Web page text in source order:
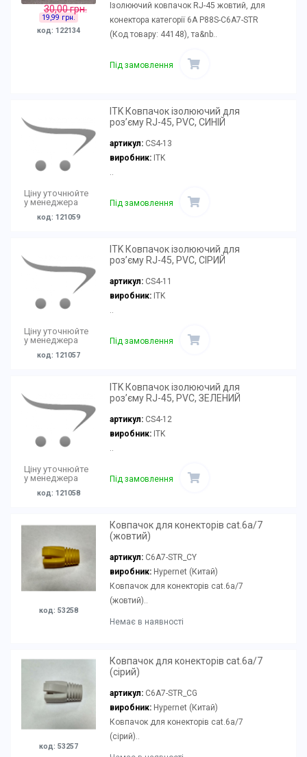
30,00 грн.
19,99 грн.
код: 122134
Ізолюючий ковпачок RJ-45 жовтий, для
конектора категорії 6А P88S-C6A7-STR
(Код товару: 44148), та&nb..
Під замовлення
Ціну уточнюйте
у менеджера
код: 121059
ITK Ковпачок ізолюючий для
роз’єму RJ-45, PVC, СИНІЙ
артикул: CS4-13
виробник:ITK
..
Під замовлення
Ціну уточнюйте
у менеджера
код: 121057
ITK Ковпачок ізолюючий для
роз’єму RJ-45, PVC, СІРИЙ
артикул: CS4-11
виробник:ITK
..
Під замовлення
Ціну уточнюйте
у менеджера
код: 121058
ITK Ковпачок ізолюючий для
роз’єму RJ-45, PVC, ЗЕЛЕНИЙ
артикул: CS4-12
виробник:ITK
..
Під замовлення
код: 53258
Ковпачок для конекторів cat.6a/7
(жовтий)
артикул: C6A7-STR_CY
виробник:Hypernet (Китай)
Ковпачок для конекторів cat.6a/7
(жовтий)..
Немає в наявності
код: 53257
Ковпачок для конекторів cat.6a/7
(сірий)
артикул: C6A7-STR_CG
виробник:Hypernet (Китай)
Ковпачок для конекторів cat.6a/7
(сірий)..